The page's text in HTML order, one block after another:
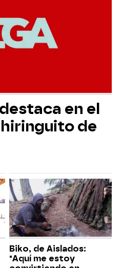
en el
de
Biko, de Aislados:
"Aquí me estoy